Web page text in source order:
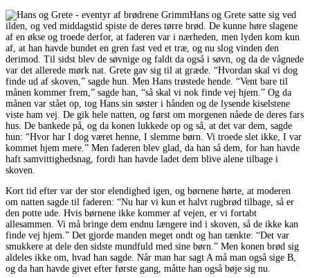
Hans og Grete satte sig ved
ilden, og ved middagstid spiste de deres tørre brød. De kunne høre slagene
af en økse og troede derfor, at faderen var i nærheden, men lyden kom kun
af, at han havde bundet en gren fast ved et træ, og nu slog vinden den
derimod. Til sidst blev de søvnige og faldt da også i søvn, og da de vågnede
var det allerede mørk nat. Grete gav sig til at græde. “Hvordan skal vi dog
finde ud af skoven,” sagde hun. Men Hans trøstede hende. “Vent bare til
månen kommer frem,” sagde han, “så skal vi nok finde vej hjem.” Og da
månen var stået op, tog Hans sin søster i hånden og de lysende kiselstene
viste ham vej. De gik hele natten, og først om morgenen nåede de deres fars
hus. De bankede på, og da konen lukkede op og så, at det var dem, sagde
hun: “Hvor har I dog været henne, I slemme børn. Vi troede slet ikke, I var
kommet hjem mere.” Men faderen blev glad, da han så dem, for han havde
haft samvittighedsnag, fordi han havde ladet dem blive alene tilbage i
skoven.
Kort tid efter var der stor elendighed igen, og børnene hørte, at moderen
om natten sagde til faderen: “Nu har vi kun et halvt rugbrød tilbage, så er
den potte ude. Hvis børnene ikke kommer af vejen, er vi fortabt
allesammen. Vi må bringe dem endnu længere ind i skoven, så de ikke kan
finde vej hjem.” Det gjorde manden meget ondt og han tænkte: “Det var
smukkere at dele den sidste mundfuld med sine børn.” Men konen brød sig
aldeles ikke om, hvad han sagde. Når man har sagt A må man også sige B,
og da han havde givet efter første gang, måtte han også bøje sig nu.